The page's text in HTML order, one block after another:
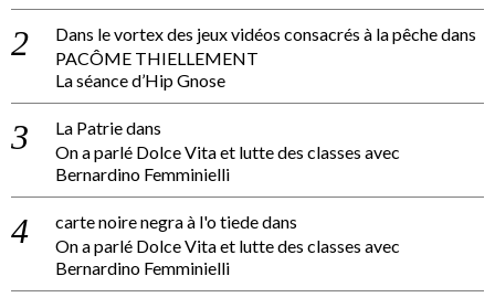
Dans le vortex des jeux vidéos consacrés à la pêchedans
PACÔME THIELLEMENT
La séance d’Hip Gnose
La Patriedans
On a parlé Dolce Vita et lutte des classes avec
Bernardino Femminielli
carte noire negra à l'o tiededans
On a parlé Dolce Vita et lutte des classes avec
Bernardino Femminielli